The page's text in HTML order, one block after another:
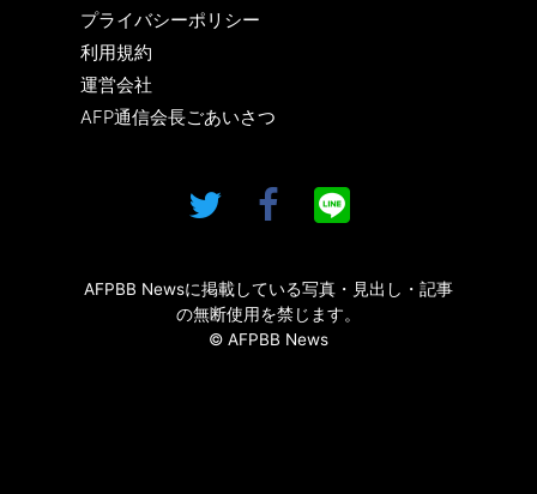
プライバシーポリシー
利用規約
運営会社
AFP通信会長ごあいさつ
AFPBB Newsに掲載している写真・見出し・記事
の無断使用を禁じます。
© AFPBB News